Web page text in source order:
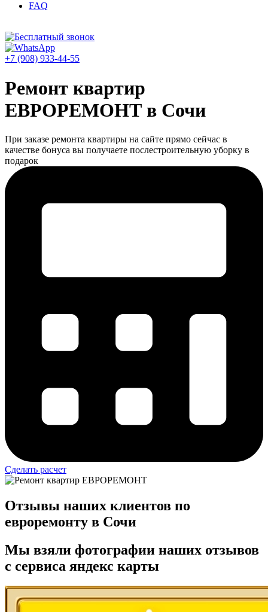
FAQ
+7 (908) 933-44-55
Ремонт квартир
ЕВРОРЕМОНТ в Сочи
При заказе ремонта квартиры на сайте прямо сейчас в
качестве бонуса вы получаете послестроительную уборку в
подарок
Сделать расчет
Отзывы наших клиентов по
евроремонту в Сочи
Мы взяли фотографии наших отзывов
с сервиса яндекс карты